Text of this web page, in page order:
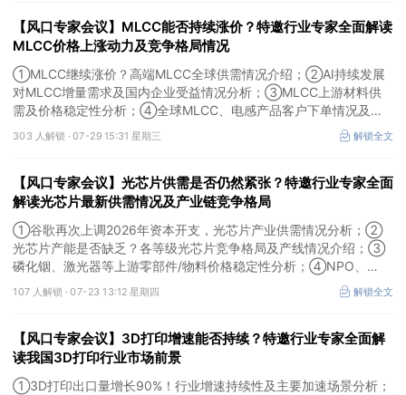
【风口专家会议】MLCC能否持续涨价？特邀行业专家全面解读
MLCC价格上涨动力及竞争格局情况
①MLCC继续涨价？高端MLCC全球供需情况介绍；②AI持续发展
对MLCC增量需求及国内企业受益情况分析；③MLCC上游材料供
需及价格稳定性分析；④全球MLCC、电感产品客户下单情况及未
来扩产难度解析。本场风口专家会议将于7月29日（周三）20:30举
行，特邀行业专家全面解读MLCC价格上涨动力及竞争格局情况。
303 人解锁 ·07-29 15:31 星期三 解锁全文
【风口专家会议】光芯片供需是否仍然紧张？特邀行业专家全面
解读光芯片最新供需情况及产业链竞争格局
①谷歌再次上调2026年资本开支，光芯片产业供需情况分析；②
光芯片产能是否缺乏？各等级光芯片竞争格局及产线情况介绍；③
磷化铟、激光器等上游零部件/物料价格稳定性分析；④NPO、
3.2T光模块研发进展介绍。本场风口专家会议将于7月23日（周四）
16:30举行，特邀行业专家全面解读光芯片最新供需情况及产业链竞
107 人解锁 ·07-23 13:12 星期四 解锁全文
【风口专家会议】3D打印增速能否持续？特邀行业专家全面解
读我国3D打印行业市场前景
①3D打印出口量增长90%！行业增速持续性及主要加速场景分析；